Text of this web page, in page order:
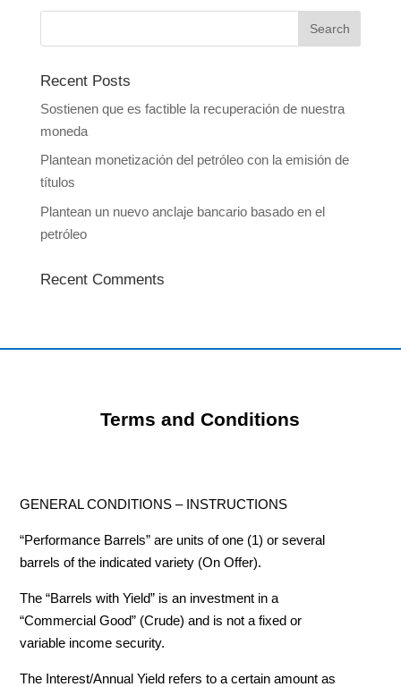
Recent Posts
Sostienen que es factible la recuperación de nuestra
moneda
Plantean monetización del petróleo con la emisión de
títulos
Plantean un nuevo anclaje bancario basado en el
petróleo
Recent Comments
Terms and Conditions
GENERAL CONDITIONS – INSTRUCTIONS
“Performance Barrels” are units of one (1) or several
barrels of the indicated variety (On Offer).
The “Barrels with Yield” is an investment in a
“Commercial Good” (Crude) and is not a fixed or
variable income security.
The Interest/Annual Yield refers to a certain amount as